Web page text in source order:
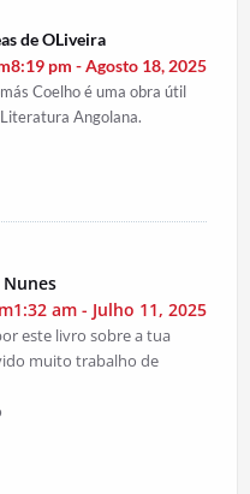
de OLiveira
pm - Agosto 18, 2025
Coelho é uma obra útil
Angolana.
am - Julho 11, 2025
este livro sobre a tua
muito trabalho de